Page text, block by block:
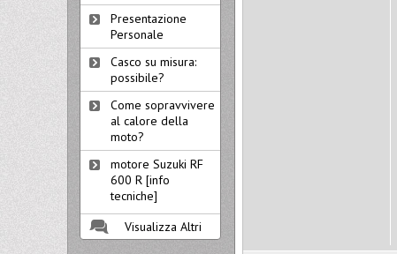
Presentazione
Personale
Casco su misura:
possibile?
Come sopravvivere
al calore della
moto?
motore Suzuki RF
600 R [info
tecniche]
Visualizza Altri